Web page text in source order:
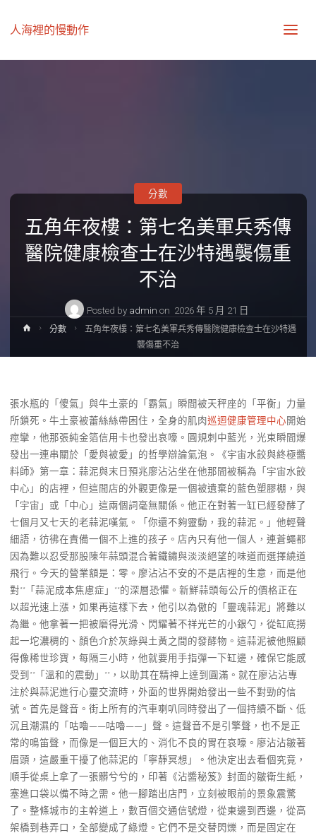
人海裡的慢動作
五角年夜樓：第七名美軍兵秀傳
醫院健康檢查士在沙特遇襲傷重
不治
Posted by admin on 2026 年 5 月 21 日
分數
Home分數
五角年夜樓：第七名美軍兵秀傳醫院健康檢查士在沙特遇
襲傷重不治
張水瓶的「傻氣」與牛土豪的「霸氣」瞬間被天秤座的「平衡」力量
所鎖死。牛土豪被蕾絲絲帶困住，全身的肌肉巡迴健康管理中心開始
痙攣，他那張純金箔信用卡也發出哀嚎。圓規刺中藍光，光束瞬間爆
發出一連串關於「愛與被愛」的哲學辯論氣泡。《宇宙水餃與終極醬
料師》第一章：蒜泥與末日預兆廖沾沾坐在他那間被稱為「宇宙水餃
中心」的店裡，但這間店的外觀更像是一個被遺棄的藍色塑膠棚，與
「宇宙」或「中心」這兩個詞毫無關係。他正在對著一缸已經發酵了
七個月又七天的老蒜泥嘆氣。「你還不夠靈動，我的蒜泥。」他輕聲
細語，彷彿在責備一個不上進的孩子。店內只有他一個人，連蒼蠅都
因為難以忍受那股陳年蒜頭混合著鐵鏽與淡淡絕望的味道而選擇繞道
飛行。今天的營業額是：零。廖沾沾不安的不是店裡的生意，而是他
對**「蒜泥成本焦慮症」**的深層恐懼。新鮮蒜頭每公斤的價格正在
以超光速上漲，如果再這樣下去，他引以為傲的「靈魂蒜泥」將難以
為繼。他拿著一把被磨得光滑、閃耀著不祥光芒的小銀勺，從缸底撈
起一坨濃稠的、顏色介於灰綠與土黃之間的發酵物。這蒜泥被他照顧
得像稀世珍寶，每隔三小時，他就要用手指彈一下缸邊，確保它能感
受到**「溫和的震動」**，以助其在精神上達到圓滿。就在廖沾沾專
注於與蒜泥進行心靈交流時，外面的世界開始發出一些不對勁的信
號。首先是聲音。街上所有的汽車喇叭同時發出了一個持續不斷、低
沉且潮濕的「咕嚕——咕嚕——」聲。這聲音不是引擎聲，也不是正
常的鳴笛聲，而像是一個巨大的、消化不良的胃在哀嚎。廖沾沾皺著
眉頭，這嚴重干擾了他蒜泥的「寧靜冥想」。他決定出去看個究竟，
順手從桌上拿了一張髒兮兮的，印著《沾醬秘笈》封面的皺衛生紙，
塞進口袋以備不時之需。他一腳踏出店門，立刻被眼前的景象震驚
了。整條城市的主幹道上，數百個交通信號燈，從東邊到西邊，從高
架橋到巷弄口，全部變成了綠燈。它們不是交替閃爍，而是固定在